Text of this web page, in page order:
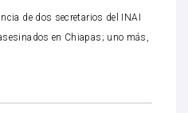
de dos secretarios del INAI
en Chiapas; uno más,